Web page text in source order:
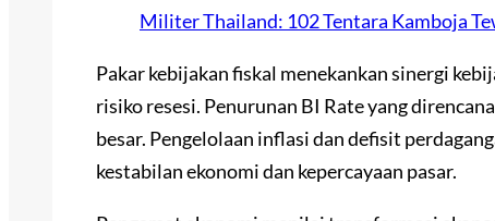
Militer Thailand: 102 Tentara Kamboja
Pakar kebijakan fiskal menekankan sinergi
risiko resesi. Penurunan BI Rate yang
besar. Pengelolaan inflasi dan defisit
kestabilan ekonomi dan kepercayaan pasar.